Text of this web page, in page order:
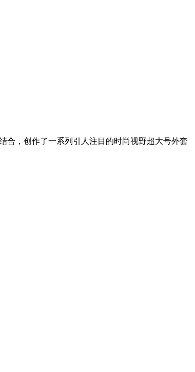
合，创作了一系列引人注目的时尚视野超大号外套